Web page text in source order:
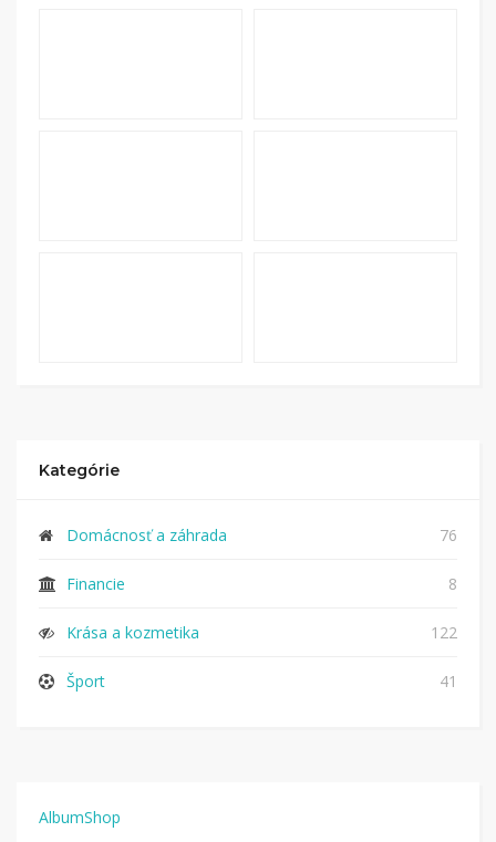
Kategórie
Domácnosť a záhrada 76
Financie 8
Krása a kozmetika 122
Šport 41
AlbumShop